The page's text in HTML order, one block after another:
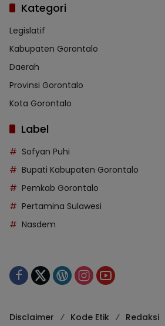
Kategori
Legislatif
Kabupaten Gorontalo
Daerah
Provinsi Gorontalo
Kota Gorontalo
Label
Sofyan Puhi
Bupati Kabupaten Gorontalo
Pemkab Gorontalo
Pertamina Sulawesi
Nasdem
Disclaimer Kode Etik Redaksi